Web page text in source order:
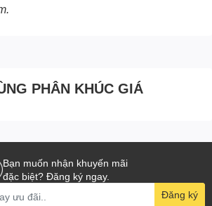
PHÂN KHÚC GIÁ
Bạn muốn nhận khuyến mãi
đặc biệt? Đăng ký ngay.
Đăng ký